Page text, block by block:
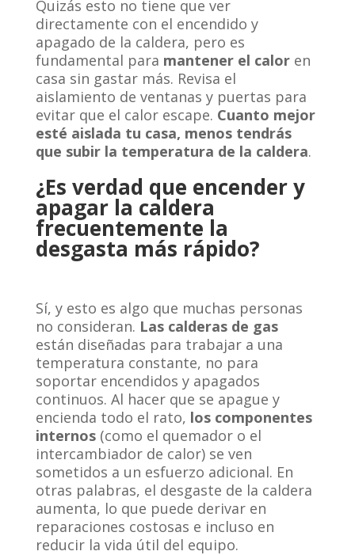
Quizás esto no tiene que ver
directamente con el encendido y
apagado de la caldera, pero es
fundamental para mantener el caloren
casa sin gastar más. Revisa el
aislamiento de ventanas y puertas para
evitar que el calor escape. Cuanto mejor
esté aislada tu casa, menos tendrás
que subir la temperatura de la caldera.
¿Es verdad que encender y
apagar la caldera
frecuentemente la
desgasta más rápido?
Sí, y esto es algo que muchas personas
no consideran. Las calderas de gas
están diseñadas para trabajar a una
temperatura constante, no para
soportar encendidos y apagados
continuos. Al hacer que se apague y
encienda todo el rato, los componentes
internos(como el quemador o el
intercambiador de calor) se ven
sometidos a un esfuerzo adicional. En
otras palabras, el desgaste de la caldera
aumenta, lo que puede derivar en
reparaciones costosas e incluso en
reducir la vida útil del equipo.